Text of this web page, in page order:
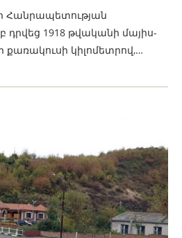
դրվեց 1918 թվականի մայիս-
քառակուսի կիլոմետրով,…